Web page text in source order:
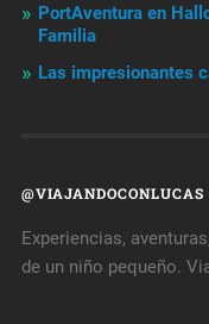
PortAventura en
Familia
Las impresionantes
@VIAJANDOCONLUCAS
Experiencias,
de un niño pequeño.